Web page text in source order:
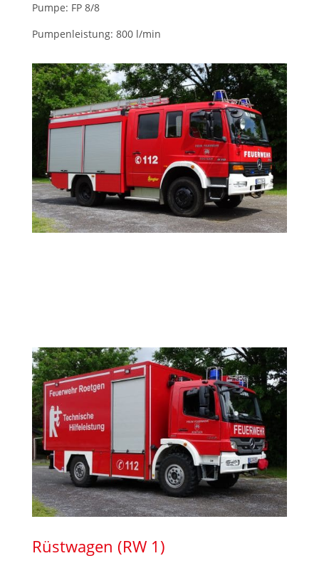
Pumpe: FP 8/8
Pumpenleistung: 800 l/min
Rüstwagen (RW 1)